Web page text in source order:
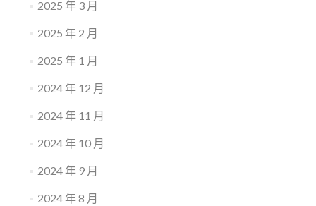
2025 年 3 月
2025 年 2 月
2025 年 1 月
2024 年 12 月
2024 年 11 月
2024 年 10 月
2024 年 9 月
2024 年 8 月